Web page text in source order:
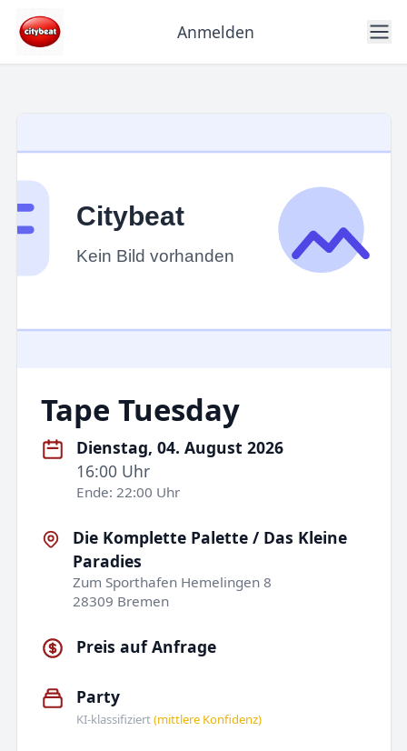
Anmelden
Tape Tuesday
Dienstag, 04. August 2026
16:00 Uhr
Ende: 22:00 Uhr
Die Komplette Palette / Das Kleine
Paradies
Zum Sporthafen Hemelingen 8
28309 Bremen
Preis auf Anfrage
Party
KI-klassifiziert(mittlere Konfidenz)